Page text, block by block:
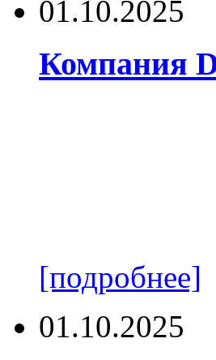
01.10.2025
Компания
[подробнее]
01.10.2025